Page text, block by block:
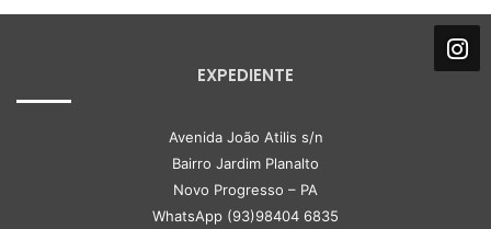
EXPEDIENTE
Avenida João Atilis s/n
Bairro Jardim Planalto
Novo Progresso – PA
WhatsApp (93)98404 6835